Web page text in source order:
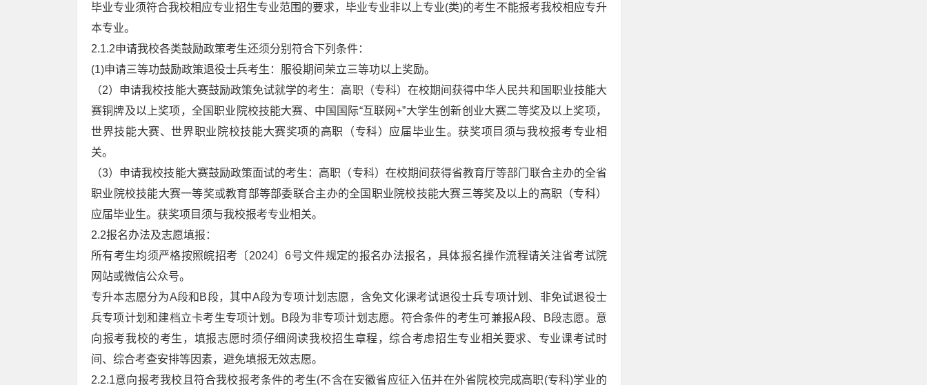
毕业专业须符合我校相应专业招生专业范围的要求，毕业专业非以上专业(类)的考生不能报考我校相应专升
本专业。
2.1.2申请我校各类鼓励政策考生还须分别符合下列条件：
(1)申请三等功鼓励政策退役士兵考生：服役期间荣立三等功以上奖励。
（2）申请我校技能大赛鼓励政策免试就学的考生：高职（专科）在校期间获得中华人民共和国职业技能大
赛铜牌及以上奖项，全国职业院校技能大赛、中国国际“互联网+”大学生创新创业大赛二等奖及以上奖项，
世界技能大赛、世界职业院校技能大赛奖项的高职（专科）应届毕业生。获奖项目须与我校报考专业相
关。
（3）申请我校技能大赛鼓励政策面试的考生：高职（专科）在校期间获得省教育厅等部门联合主办的全省
职业院校技能大赛一等奖或教育部等部委联合主办的全国职业院校技能大赛三等奖及以上的高职（专科）
应届毕业生。获奖项目须与我校报考专业相关。
2.2报名办法及志愿填报：
所有考生均须严格按照皖招考〔2024〕6号文件规定的报名办法报名，具体报名操作流程请关注省考试院
网站或微信公众号。
专升本志愿分为A段和B段，其中A段为专项计划志愿，含免文化课考试退役士兵专项计划、非免试退役士
兵专项计划和建档立卡考生专项计划。B段为非专项计划志愿。符合条件的考生可兼报A段、B段志愿。意
向报考我校的考生，填报志愿时须仔细阅读我校招生章程，综合考虑招生专业相关要求、专业课考试时
间、综合考查安排等因素，避免填报无效志愿。
2.2.1意向报考我校且符合我校报考条件的考生(不含在安徽省应征入伍并在外省院校完成高职(专科)学业的